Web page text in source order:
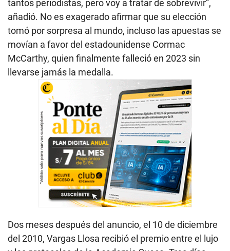
tantos periodistas, pero voy a tratar de sobrevivir”,
añadió. No es exagerado afirmar que su elección
tomó por sorpresa al mundo, incluso las apuestas se
movían a favor del estadounidense Cormac
McCarthy, quien finalmente falleció en 2023 sin
llevarse jamás la medalla.
Dos meses después del anuncio, el 10 de diciembre
del 2010, Vargas Llosa recibió el premio entre el lujo